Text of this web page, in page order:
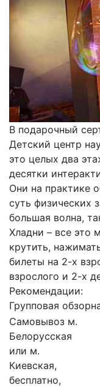
В подарочный
Детский центр
это целых два
десятки
Они на практике
суть физических
большая волна,
Хладни – все это
крутить,
билеты на 2-х
взрослого и 2-х
Рекомендации:
Групповая
Самовывоз м.
Белорусская
или м.
Киевская,
бесплатно,